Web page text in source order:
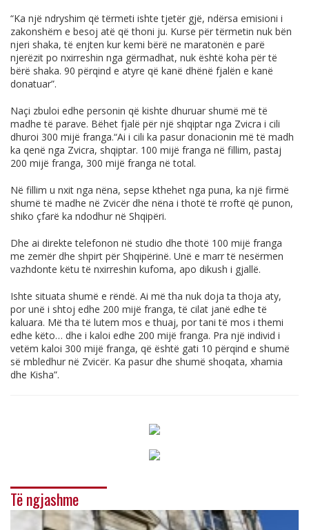
“Ka një ndryshim që tërmeti ishte tjetër gjë, ndërsa emisioni i
zakonshëm e besoj atë që thoni ju. Kurse për tërmetin nuk bën
njeri shaka, të enjten kur kemi bërë ne maratonën e parë
njerëzit po nxirreshin nga gërmadhat, nuk është koha për të
bërë shaka. 90 përqind e atyre që kanë dhënë fjalën e kanë
donatuar”.
Naçi zbuloi edhe personin që kishte dhuruar shumë më të
madhe të parave. Bëhet fjalë për një shqiptar nga Zvicra i cili
dhuroi 300 mijë franga.“Ai i cili ka pasur donacionin më të madh
ka qenë nga Zvicra, shqiptar. 100 mijë franga në fillim, pastaj
200 mijë franga, 300 mijë franga në total.
Në fillim u nxit nga nëna, sepse kthehet nga puna, ka një firmë
shumë të madhe në Zvicër dhe nëna i thotë të rroftë që punon,
shiko çfarë ka ndodhur në Shqipëri.
Dhe ai direkte telefonon në studio dhe thotë 100 mijë franga
me zemër dhe shpirt për Shqipërinë. Unë e marr të nesërmen
vazhdonte këtu të nxirreshin kufoma, apo dikush i gjallë.
Ishte situata shumë e rëndë. Ai më tha nuk doja ta thoja aty,
por unë i shtoj edhe 200 mijë franga, të cilat janë edhe të
kaluara. Më tha të lutem mos e thuaj, por tani të mos i themi
edhe këto… dhe i kaloi edhe 200 mijë franga. Pra një individ i
vetëm kaloi 300 mijë franga, që është gati 10 përqind e shumë
së mbledhur në Zvicër. Ka pasur dhe shumë shoqata, xhamia
dhe Kisha”.
Të ngjashme